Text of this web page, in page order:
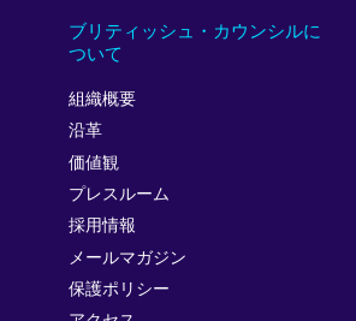
ブリティッシュ・カウンシルに
ついて
組織概要
沿革
価値観
プレスルーム
採用情報
メールマガジン
保護ポリシー